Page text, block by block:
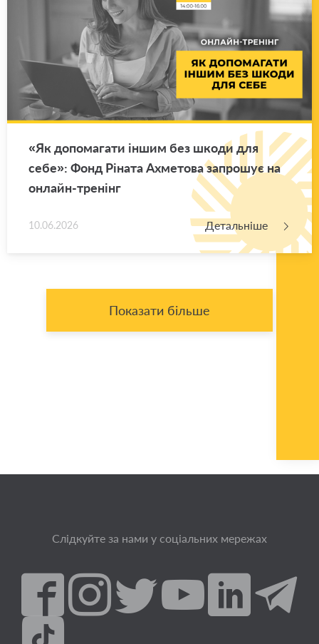
«Як до­по­ма­га­ти іншим без шкоди для
себе»: Фонд Рі­на­та Ахме­то­ва за­про­шує на
он­лайн-тре­нінг
10.06.2026 Детальніше
Показати більше
Слідкуйте за нами у соціальних мережах